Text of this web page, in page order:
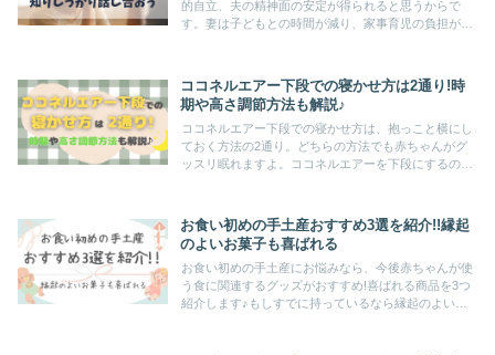
的自立、夫の精神面の安定が得られると思うからで
す。妻は子どもとの時間が減り、家事育児の負担が大
ココネルエアー下段での寝かせ方は2通り!時
期や高さ調節方法も解説♪
ココネルエアー下段での寝かせ方は、抱っこと横にし
ておく方法の2通り。どちらの方法でも赤ちゃんがグ
ッスリ眠れますよ。ココネルエアーを下段にするの
ね。
お食い初めの手土産おすすめ3選を紹介!!縁起
のよいお菓子も喜ばれる
お食い初めの手土産にお悩みなら、今後赤ちゃんが使
う食に関連するグッズがおすすめ!喜ばれる商品を3つ
紹介します♪もしすでに持っているなら縁起のよいお